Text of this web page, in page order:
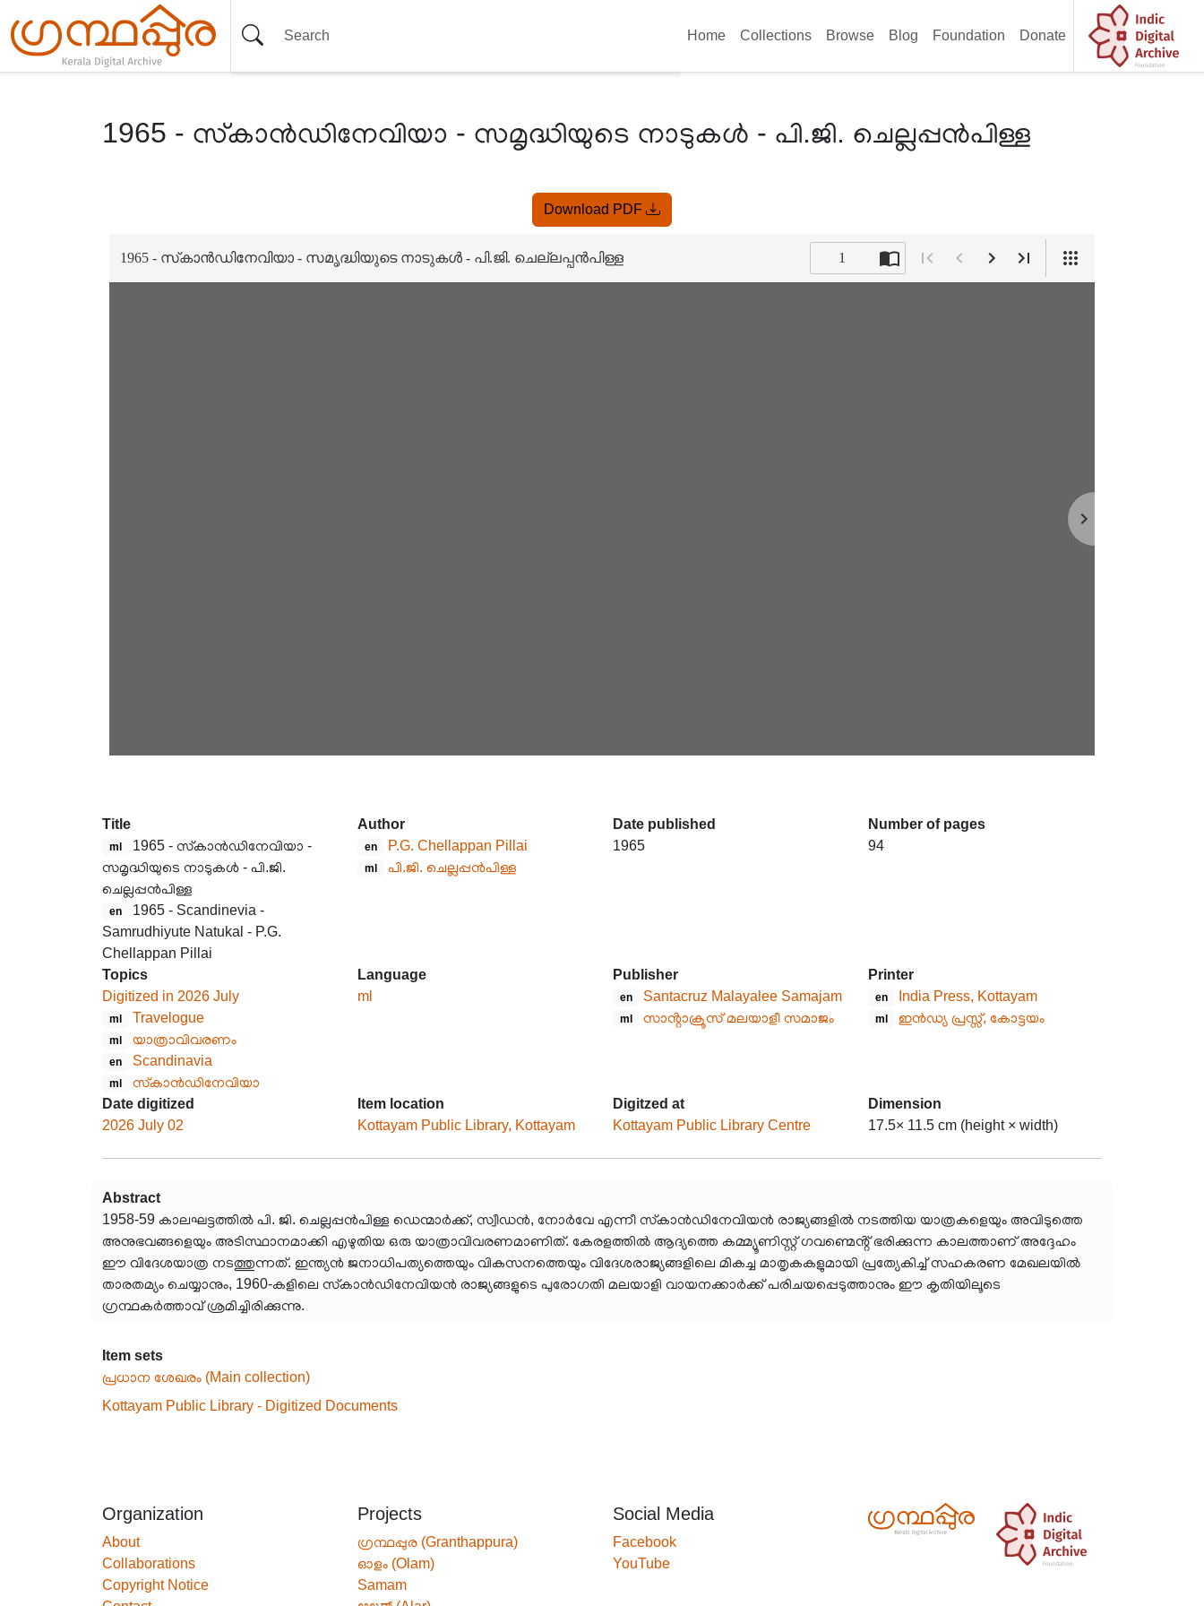
Home Collections Browse Blog Foundation Donate
1965 - സ്‌കാൻഡിനേവിയാ - സമൃദ്ധിയുടെ നാടുകൾ - പി.ജി. ചെല്ലപ്പൻപിള്ള
Download PDF
Title
ml
1965 - സ്‌കാൻഡിനേവിയാ -
സമൃദ്ധിയുടെ നാടുകൾ - പി.ജി.
ചെല്ലപ്പൻപിള്ള
en
1965 - Scandinevia -
Samrudhiyute Natukal - P.G.
Chellappan Pillai
Author
en P.G. Chellappan Pillai
ml പി.ജി. ചെല്ലപ്പൻപിള്ള
Date published
1965
Number of pages
94
Topics
Digitized in 2026 July
ml Travelogue
ml യാത്രാവിവരണം
en Scandinavia
ml സ്‌കാൻഡിനേവിയാ
Language
ml
Publisher
en Santacruz Malayalee Samajam
ml സാൻ്റാക്രൂസ് മലയാളീ സമാജം
Printer
en India Press, Kottayam
ml ഇൻഡ്യ പ്രസ്സ്, കോട്ടയം
Date digitized
2026 July 02
Item location
Kottayam Public Library, Kottayam
Digitzed at
Kottayam Public Library Centre
Dimension
17.5× 11.5 cm (height × width)
Abstract
1958-59 കാലഘട്ടത്തിൽ പി. ജി. ചെല്ലപ്പൻപിള്ള ഡെന്മാർക്ക്, സ്വീഡൻ, നോർവേ എന്നീ സ്‌കാൻഡിനേവിയൻ രാജ്യങ്ങളിൽ നടത്തിയ യാത്രകളെയും അവിടുത്തെ
അനുഭവങ്ങളെയും അടിസ്ഥാനമാക്കി എഴുതിയ ഒരു യാത്രാവിവരണമാണിത്. കേരളത്തിൽ ആദ്യത്തെ കമ്മ്യൂണിസ്റ്റ് ഗവണ്മെൻ്റ് ഭരിക്കുന്ന കാലത്താണ് അദ്ദേഹം
ഈ വിദേശയാത്ര നടത്തുന്നത്. ഇന്ത്യൻ ജനാധിപത്യത്തെയും വികസനത്തെയും വിദേശരാജ്യങ്ങളിലെ മികച്ച മാതൃകകളുമായി പ്രത്യേകിച്ച് സഹകരണ മേഖലയിൽ
താരതമ്യം ചെയ്യാനും, 1960-കളിലെ സ്‌കാൻഡിനേവിയൻ രാജ്യങ്ങളുടെ പുരോഗതി മലയാളി വായനക്കാർക്ക് പരിചയപ്പെടുത്താനും ഈ കൃതിയിലൂടെ
ഗ്രന്ഥകർത്താവ് ശ്രമിച്ചിരിക്കുന്നു.
Item sets
പ്രധാന ശേഖരം (Main collection)
Kottayam Public Library - Digitized Documents
Organization
About
Collaborations
Copyright Notice
Projects
ഗ്രന്ഥപ്പുര (Granthappura)
ഓളം (Olam)
Samam
Social Media
Facebook
YouTube